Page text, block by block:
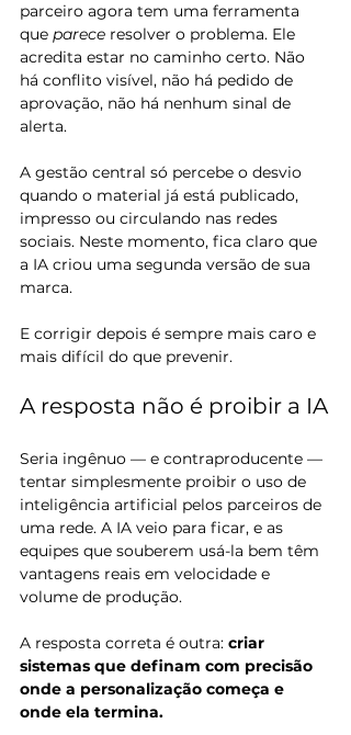
parceiro agora tem uma ferramenta
que parece resolver o problema. Ele
acredita estar no caminho certo. Não
há conflito visível, não há pedido de
aprovação, não há nenhum sinal de
alerta.
A gestão central só percebe o desvio
quando o material já está publicado,
impresso ou circulando nas redes
sociais. Neste momento, fica claro que
a IA criou uma segunda versão de sua
marca.
E corrigir depois é sempre mais caro e
mais difícil do que prevenir.
A resposta não é proibir a IA
Seria ingênuo — e contraproducente —
tentar simplesmente proibir o uso de
inteligência artificial pelos parceiros de
uma rede. A IA veio para ficar, e as
equipes que souberem usá-la bem têm
vantagens reais em velocidade e
volume de produção.
A resposta correta é outra: criar
sistemas que definam com precisão
onde a personalização começa e
onde ela termina.